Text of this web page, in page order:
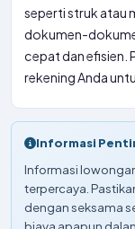
seperti struk atau
dokumen-
cepat dan efisien.
rekening Anda
Informasi
Informasi
terpercaya.
dengan seksama
biaya apapun